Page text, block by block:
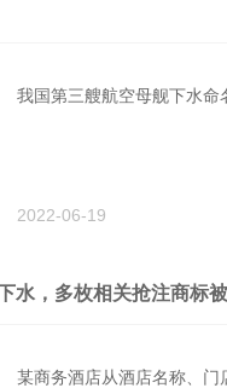
水，多枚相关抢注商标
我国第三艘航空母舰下水命
2022-06-19
某商务酒店从酒店名称、